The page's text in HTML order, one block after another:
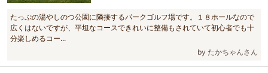
たっぷの湯やしのつ公園に隣接するパークゴルフ場です。１８ホールなので
広くはないですが、平坦なコースできれいに整備もされていて初心者でも十
分楽しめるコー...
by たかちゃんさん